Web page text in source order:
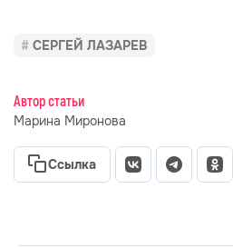
СЕРГЕЙ ЛАЗАРЕВ
Автор статьи
Марина Миронова
Ссылка